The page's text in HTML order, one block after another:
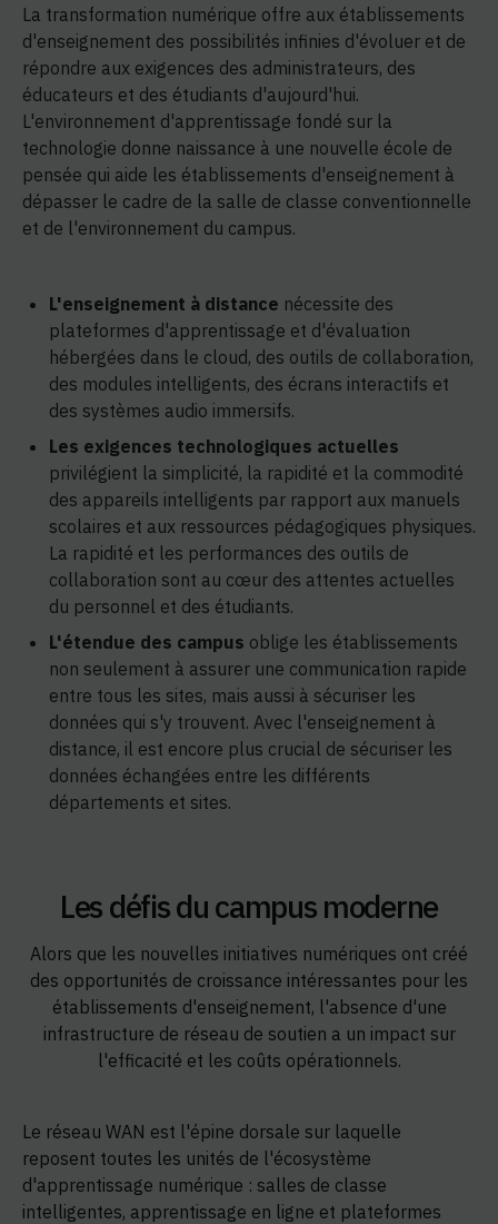
La transformation numérique offre aux établissements
d'enseignement des possibilités infinies d'évoluer et de
répondre aux exigences des administrateurs, des
éducateurs et des étudiants d'aujourd'hui.
L'environnement d'apprentissage fondé sur la
technologie donne naissance à une nouvelle école de
pensée qui aide les établissements d'enseignement à
dépasser le cadre de la salle de classe conventionnelle
et de l'environnement du campus.
L'enseignement à distance nécessite des
plateformes d'apprentissage et d'évaluation
hébergées dans le cloud, des outils de collaboration,
des modules intelligents, des écrans interactifs et
des systèmes audio immersifs.
Les exigences technologiques actuelles
privilégient la simplicité, la rapidité et la commodité
des appareils intelligents par rapport aux manuels
scolaires et aux ressources pédagogiques physiques.
La rapidité et les performances des outils de
collaboration sont au cœur des attentes actuelles
du personnel et des étudiants.
L'étendue des campus oblige les établissements
non seulement à assurer une communication rapide
entre tous les sites, mais aussi à sécuriser les
données qui s'y trouvent. Avec l'enseignement à
distance, il est encore plus crucial de sécuriser les
données échangées entre les différents
départements et sites.
Les défis du campus moderne
Alors que les nouvelles initiatives numériques ont créé
des opportunités de croissance intéressantes pour les
établissements d'enseignement, l'absence d'une
infrastructure de réseau de soutien a un impact sur
l'efficacité et les coûts opérationnels.
Le réseau WAN est l'épine dorsale sur laquelle
reposent toutes les unités de l'écosystème
d'apprentissage numérique : salles de classe
intelligentes, apprentissage en ligne et plateformes